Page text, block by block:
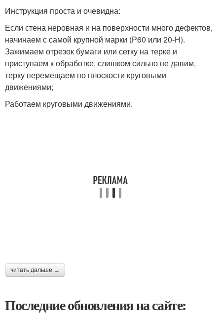
Инструкция проста и очевидна:
Если стена неровная и на поверхности много дефектов,
начинаем с самой крупной марки (Р60 или 20-Н).
Зажимаем отрезок бумаги или сетку на терке и
приступаем к обработке, слишком сильно не давим,
терку перемещаем по плоскости круговыми
движениями;
Работаем круговыми движениями.
читать дальше →
Последние обновления на сайте: